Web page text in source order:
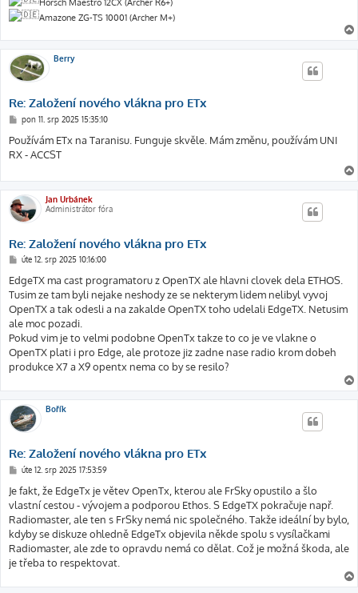
Horsch Maestro 12CX (Archer R6+)
Amazone ZG-TS 10001 (Archer M+)
Berry
Re: Založení nového vlákna pro ETx
P
í
s
p
k
pon 11. srp 2025 15:35:10
Používám ETx na Taranisu. Funguje skvěle. Mám změnu, používám UNI
RX - ACCST
Jan Urbánek
Administrátor fóra
Re: Založení nového vlákna pro ETx
P
í
s
p
ě
v
e
k
úte 12. srp 2025 10:16:00
EdgeTX ma cast programatoru z OpenTX ale hlavni clovek dela ETHOS.
Tusim ze tam byli nejake neshody ze se nekterym lidem nelibyl vyvoj
OpenTX a tak odesli a na zakalde OpenTX toho udelali EdgeTX. Netusim
ale moc pozadi.
Pokud vim je to velmi podobne OpenTx takze to co je ve vlakne o
OpenTX plati i pro Edge, ale protoze jiz zadne nase radio krom dobeh
produkce X7 a X9 opentx nema co by se resilo?
Bořík
Re: Založení nového vlákna pro ETx
P
í
s
p
ě
v
e
k
úte 12. srp 2025 17:53:59
Je fakt, že EdgeTx je větev OpenTx, kterou ale FrSky opustilo a šlo
vlastní cestou - vývojem a podporou Ethos. S EdgeTX pokračuje např.
Radiomaster, ale ten s FrSky nemá nic společného. Takže ideální by bylo,
kdyby se diskuze ohledně EdgeTx objevila někde spolu s vysílačkami
Radiomaster, ale zde to opravdu nemá co dělat. Což je možná škoda, ale
je třeba to respektovat.